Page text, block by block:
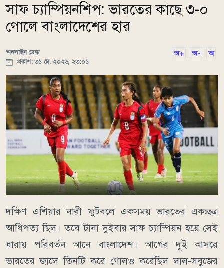
সাফ চ্যাম্পিয়নশিপ: ভারতের কাছে ৩-০
গোলে বাংলাদেশের হার
অনলাইন ডেস্ক
প্রকাশ: ৩১ মে, ২০২৬, ২৩:০১
অ+ অ- অ
দক্ষিণ এশিয়ার নারী ফুটবলে একসময় ভারতের একচ্ছত্র
আধিপত্য ছিল। তবে টানা দুইবার সাফ চ্যাম্পিয়ন হয়ে সেই
ধারায় পরিবর্তন আনে বাংলাদেশ। আগের দুই আসরে
ভারতের জালে তিনটি করে গোলও করেছিল লাল-সবুজের